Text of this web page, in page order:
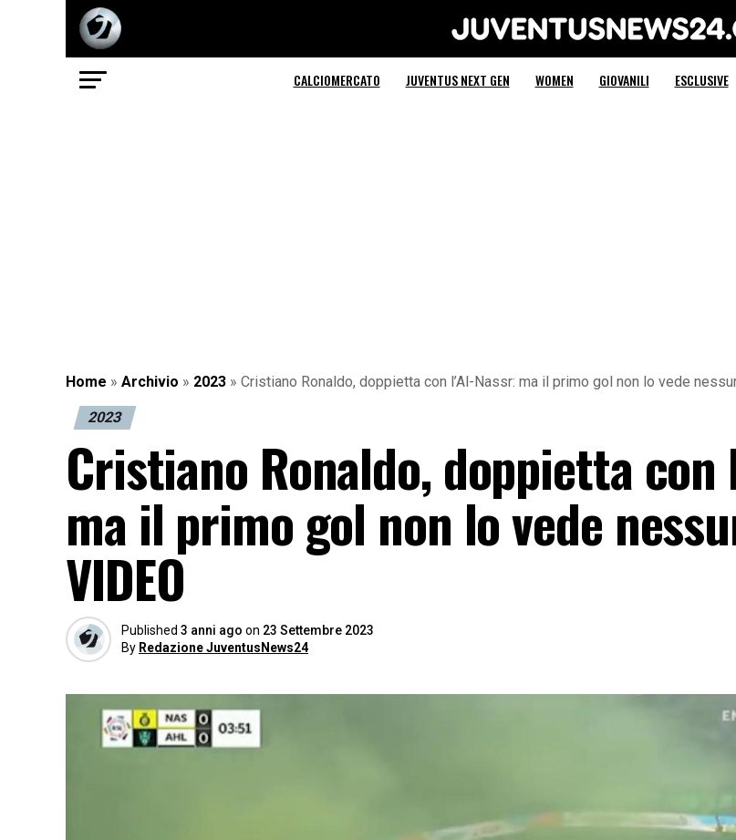
Juventus News 24
CALCIOMERCATO JUVENTUS NEXT GEN WOMEN GIOVANILI ESCLUSIVE
Home » Archivio » 2023 » Cristiano Ronaldo, doppietta con l’Al-Nassr: ma il primo gol non lo vede
2023
Cristiano Ronaldo, doppietta con
ma il primo gol non lo vede
VIDEO
Published 3 anni ago on 23 Settembre 2023
By Redazione JuventusNews24